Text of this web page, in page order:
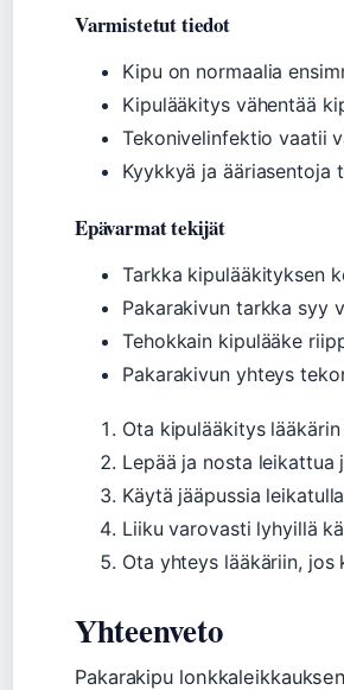
Varmistetut tiedot
Kipu on normaalia
Kipulääkitys vähentää
Tekonivelinfektio vaatii
Kyykkyä ja ääriasentoja
Epävarmat tekijät
Tarkka kipulääkityksen
Pakarakivun tarkka syy
Tehokkain kipulääke
Pakarakivun yhteys
Ota kipulääkitys
Lepää ja nosta leikattua
Käytä jääpussia
Liiku varovasti lyhyillä
Ota yhteys lääkäriin,
Yhteenveto
Pakarakipu